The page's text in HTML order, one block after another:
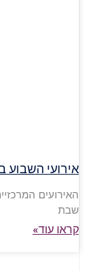
אירועי השבוע
האירועים
שבת
קראו עוד»